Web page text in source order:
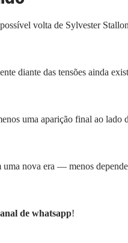
volta de Sylvester
diante das tensões ainda
uma aparição final ao lado
nova era — menos
de whatsapp!